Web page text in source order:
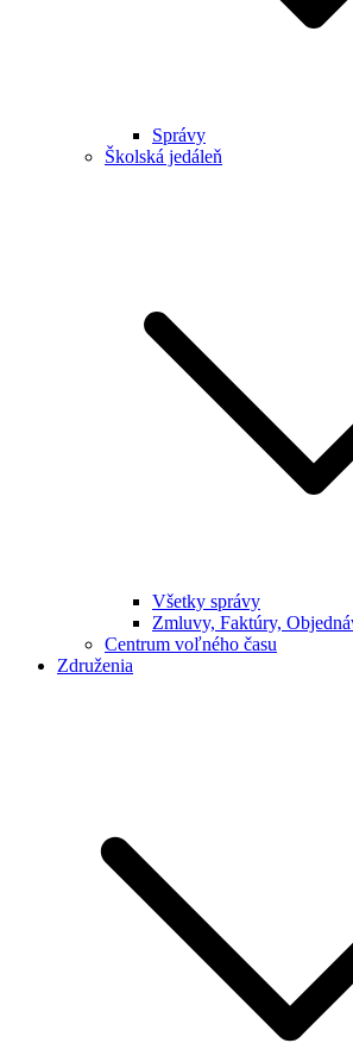
Správy
Školská jedáleň
Všetky správy
Zmluvy, Faktúry,
Centrum voľného času
Združenia